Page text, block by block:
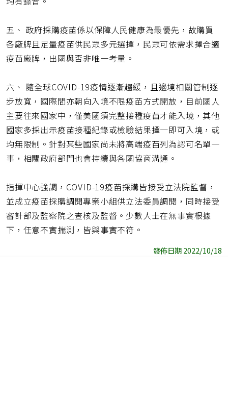
五、 政府採購疫苗係以保障人民健康為最優先，故購買
各廠牌且足量疫苗供民眾多元選擇，民眾可依需求擇合適
疫苗廠牌，出國與否非唯一考量。
六、 隨全球COVID-19疫情逐漸趨緩，且邊境相關管制逐
步放寬，國際間亦朝向入境不限疫苗方式開放，目前國人
主要往來國家中，僅美國須完整接種疫苗才能入境，其他
國家多採出示疫苗接種紀錄或檢驗結果擇一即可入境，或
均無限制。針對某些國家尚未將高端疫苗列為認可名單一
事，相關政府部門也會持續與各國協商溝通。
指揮中心強調，COVID-19疫苗採購皆接受立法院監督，
並成立疫苗採購調閱專案小組供立法委員調閱，同時接受
審計部及監察院之查核及監督。少數人士在無事實根據
下，任意不實揣測，皆與事實不符。
發佈日期 2022/10/18